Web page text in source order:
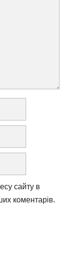
сайту в
коментарів.